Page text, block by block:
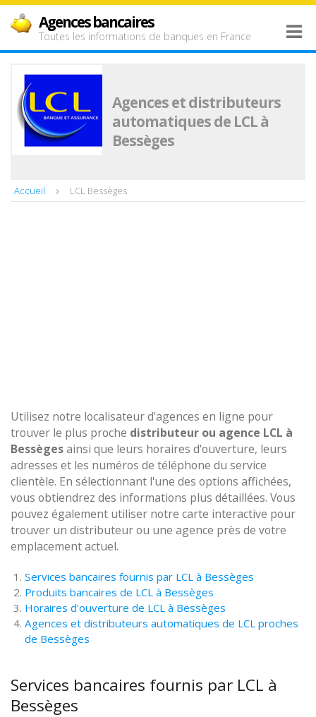
Agences bancaires
Toutes les informations de banques en France
Agences et distributeurs
automatiques de LCL à
Bessèges
Accueil LCL Bessèges
Utilisez notre localisateur d'agences en ligne pour
trouver le plus proche distributeur ou agence LCL à
Bessègesainsi que leurs horaires d'ouverture, leurs
adresses et les numéros de téléphone du service
clientèle. En sélectionnant l'une des options affichées,
vous obtiendrez des informations plus détaillées. Vous
pouvez également utiliser notre carte interactive pour
trouver un distributeur ou une agence près de votre
emplacement actuel.
Services bancaires fournis par LCL à Bessèges
Produits bancaires de LCL à Bessèges
Horaires d'ouverture de LCL à Bessèges
Agences et distributeurs automatiques de LCL proches
de Bessèges
Services bancaires fournis par LCL à
Bessèges